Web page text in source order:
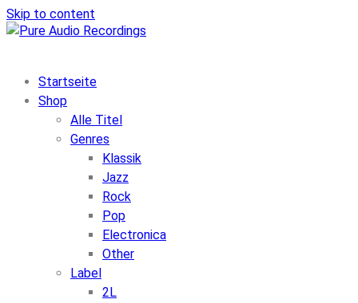
Skip to content
Startseite
Shop
Alle Titel
Genres
Klassik
Jazz
Rock
Pop
Electronica
Other
Label
2L